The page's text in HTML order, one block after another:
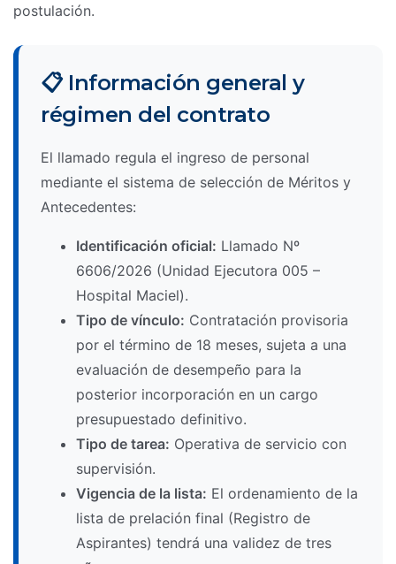
postulación.
📋 Información general y
régimen del contrato
El llamado regula el ingreso de personal
mediante el sistema de selección de Méritos y
Antecedentes:
Identificación oficial: Llamado Nº
6606/2026 (Unidad Ejecutora 005 –
Hospital Maciel).
Tipo de vínculo: Contratación provisoria
por el término de 18 meses, sujeta a una
evaluación de desempeño para la
posterior incorporación en un cargo
presupuestado definitivo.
Tipo de tarea: Operativa de servicio con
supervisión.
Vigencia de la lista: El ordenamiento de la
lista de prelación final (Registro de
Aspirantes) tendrá una validez de tres